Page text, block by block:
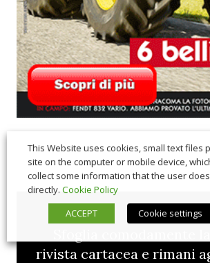
rivista cartacea e rimani
This Website uses cookies, small text files
site on the computer or mobile device,
collect some information that the user
directly. Cookie Policy
ACCEPT
Cookie settings